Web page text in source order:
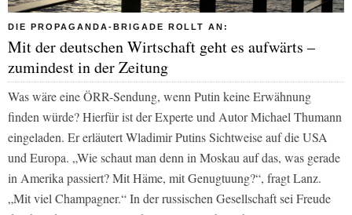
DIE PROPAGANDA-BRIGADE ROLLT AN:
Mit der deutschen Wirtschaft geht es aufwärts –
zumindest in der Zeitung
Was wäre eine ÖRR-Sendung, wenn Putin keine Erwähnung
finden würde? Hierfür ist der Experte und Autor Michael Thumann
eingeladen. Er erläutert Wladimir Putins Sichtweise auf die USA
und Europa. „Wie schaut man denn in Moskau auf das, was gerade
in Amerika passiert? Mit Häme, mit Genugtuung?“, fragt Lanz.
„Mit viel Champagner.“ In der russischen Gesellschaft sei Freude